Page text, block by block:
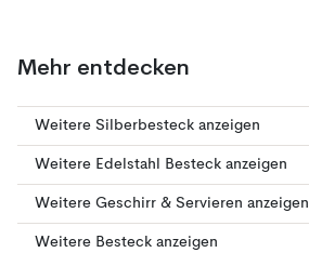
Mehr entdecken
Weitere Silberbesteck anzeigen
Weitere Edelstahl Besteck anzeigen
Weitere Geschirr & Servieren anzeigen
Weitere Besteck anzeigen